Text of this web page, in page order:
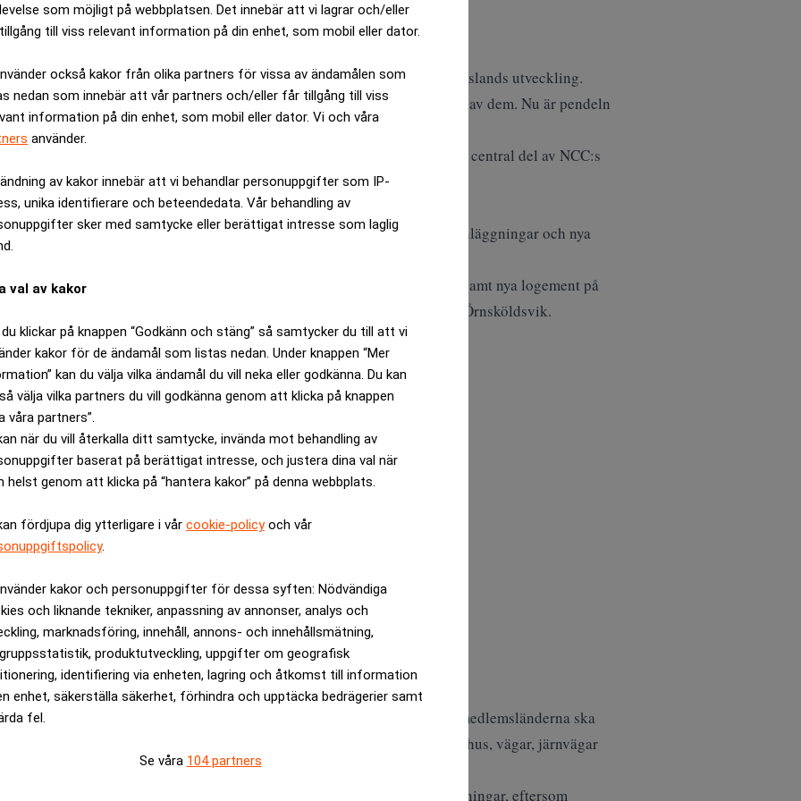
som möjligt på webbplatsen. Det innebär att vi lagrar och/eller
till viss relevant information på din enhet, som mobil eller dator.
också kakor från olika partners för vissa av ändamålen som
nedan som innebär att vår partners och/eller får tillgång till viss
information på din enhet, som mobil eller dator. Vi och våra
använder.
av kakor innebär att vi behandlar personuppgifter som IP-
unika identifierare och beteendedata. Vår behandling av
sker med samtycke eller berättigat intresse som laglig
val av kakor
klickar på knappen “Godkänn och stäng” så samtycker du till att vi
kakor för de ändamål som listas nedan. Under knappen “Mer
kan du välja vilka ändamål du vill neka eller godkänna. Du kan
välja vilka partners du vill godkänna genom att klicka på knappen
våra partners”.
när du vill återkalla ditt samtycke, invända mot behandling av
baserat på berättigat intresse, och justera dina val när
helst genom att klicka på “hantera kakor” på denna webbplats.
fördjupa dig ytterligare i vår cookie-policyoch vår
.
kakor och personuppgifter för dessa syften: Nödvändiga
och liknande tekniker, anpassning av annonser, analys och
marknadsföring, innehåll, annons- och innehållsmätning,
produktutveckling, uppgifter om geografisk
identifiering via enheten, lagring och åtkomst till information
enhet, säkerställa säkerhet, förhindra och upptäcka bedrägerier samt
fel.
Se våra 104 partners
militären i framtiden – Realtid
projekt i centrum
Dagens Industrihur byggbranschens uppdrag har svängt i takt med Rysslands utveckling.
för att möta ett hot från öst. När hotbilden tonades ned revs många av dem. Nu är pendeln
de senaste åren gjort att försvarsrelaterade projekt återigen blivit en central del av NCC:s
kopplade till nordiskt försvar, från luftvärnsmiljöer till marina anläggningar och nya
kopplade till Patriot-systemet i Halmstad, marina anläggningar i Norge samt nya logement på
kopplade till försvarsindustrin genom projekt åt Hägglunds i Örnsköldsvik.
är en styrelsefråga” – Realtid
växer
ANNONS
Carlsson, inte bara om militära byggnader. När Nato trycker på för att medlemsländerna ska
civila delarna av totalförsvaret. Det innebär ökade behov av robusta sjukhus, vägar, järnvägar
och eldistribution nu är lika viktiga som traditionella försvarsanläggningar, eftersom